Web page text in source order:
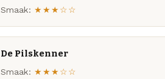
Smaak: ★★★☆☆
De Pilskenner
Smaak: ★★★☆☆